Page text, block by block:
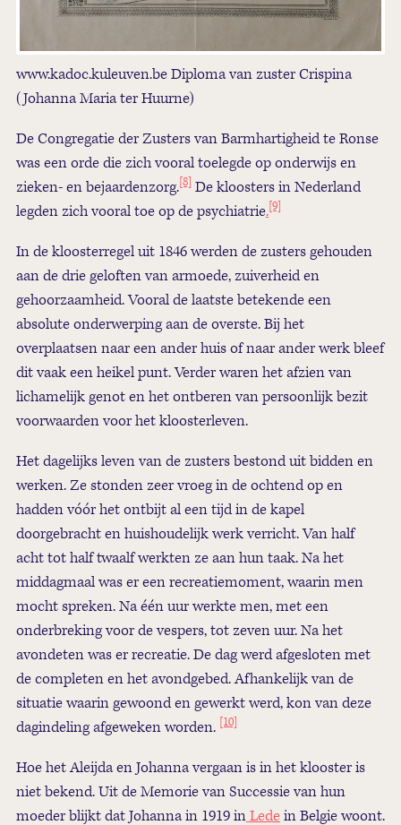
www.kadoc.kuleuven.be Diploma van zuster Crispina
(Johanna Maria ter Huurne)
De Congregatie der Zusters van Barmhartigheid te Ronse
was een orde die zich vooral toelegde op onderwijs en
zieken- en bejaardenzorg.[8] De kloosters in Nederland
legden zich vooral toe op de psychiatrie.[9]
In de kloosterregel uit 1846 werden de zusters gehouden
aan de drie geloften van armoede, zuiverheid en
gehoorzaamheid. Vooral de laatste betekende een
absolute onderwerping aan de overste. Bij het
overplaatsen naar een ander huis of naar ander werk bleef
dit vaak een heikel punt. Verder waren het afzien van
lichamelijk genot en het ontberen van persoonlijk bezit
voorwaarden voor het kloosterleven.
Het dagelijks leven van de zusters bestond uit bidden en
werken. Ze stonden zeer vroeg in de ochtend op en
hadden vóór het ontbijt al een tijd in de kapel
doorgebracht en huishoudelijk werk verricht. Van half
acht tot half twaalf werkten ze aan hun taak. Na het
middagmaal was er een recreatiemoment, waarin men
mocht spreken. Na één uur werkte men, met een
onderbreking voor de vespers, tot zeven uur. Na het
avondeten was er recreatie. De dag werd afgesloten met
de completen en het avondgebed. Afhankelijk van de
situatie waarin gewoond en gewerkt werd, kon van deze
dagindeling afgeweken worden. [10]
Hoe het Aleijda en Johanna vergaan is in het klooster is
niet bekend. Uit de Memorie van Successie van hun
moeder blijkt dat Johanna in 1919 inLedein Belgie woont.